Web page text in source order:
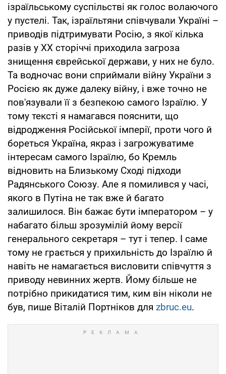
ізраїльському суспільстві як голос волаючого
у пустелі. Так, ізраїльтяни співчували Україні –
приводів підтримувати Росію, з якої кілька
разів у ХХ сторіччі приходила загроза
знищення єврейської держави, у них не було.
Та водночас вони сприймали війну України з
Росією як дуже далеку війну, і вже точно не
пов'язували її з безпекою самого Ізраїлю. У
тому тексті я намагався пояснити, що
відродження Російської імперії, проти чого й
бореться Україна, якраз і загрожуватиме
інтересам самого Ізраїлю, бо Кремль
відновить на Близькому Сході підходи
Радянського Союзу. Але я помилився у часі,
якого в Путіна не так вже й багато
залишилося. Він бажає бути імператором – у
набагато більш зрозумілій йому версії
генерального секретаря – тут і тепер. І саме
тому не грається у прихильність до Ізраїлю й
навіть не намагається висловити співчуття з
приводу невинних жертв. Йому більше не
потрібно прикидатися тим, ким він ніколи не
був, пише Віталій Портніков для zbruc.eu.